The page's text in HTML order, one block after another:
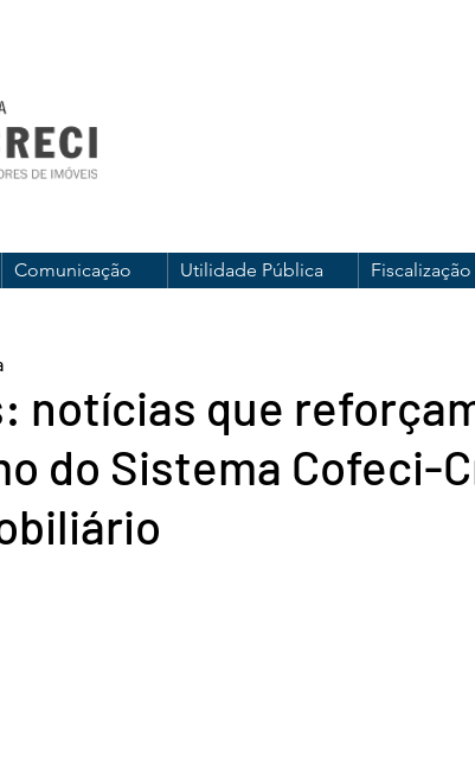
Comunicação Utilidade Pública Fiscalização
notícias que
do Sistema Cofeci-